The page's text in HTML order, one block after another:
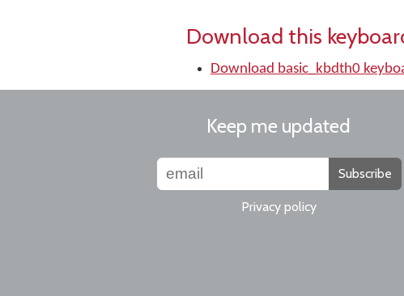
Download this
Download basic_kbdth0
Keep me updated
Subscribe
Privacy policy